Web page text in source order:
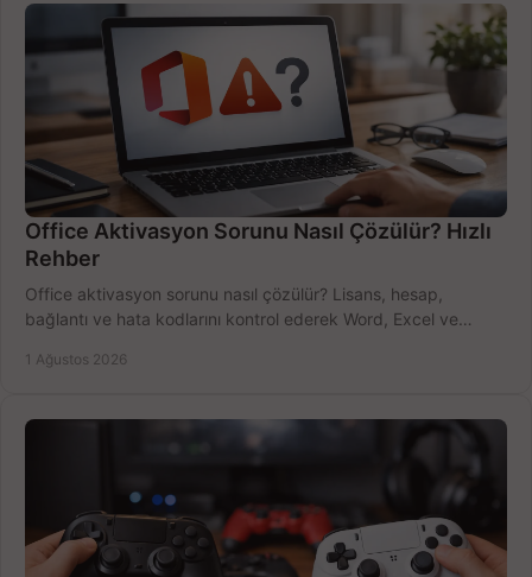
Office Aktivasyon Sorunu Nasıl Çözülür? Hızlı
Rehber
Office aktivasyon sorunu nasıl çözülür? Lisans, hesap,
bağlantı ve hata kodlarını kontrol ederek Word, Excel ve
1 Ağustos 2026